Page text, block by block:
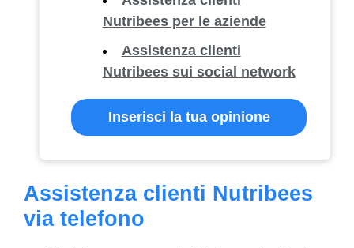
Nutribees per le aziende
Assistenza clienti
Nutribees sui social network
Inserisci la tua opinione
Assistenza clienti Nutribees
via telefono